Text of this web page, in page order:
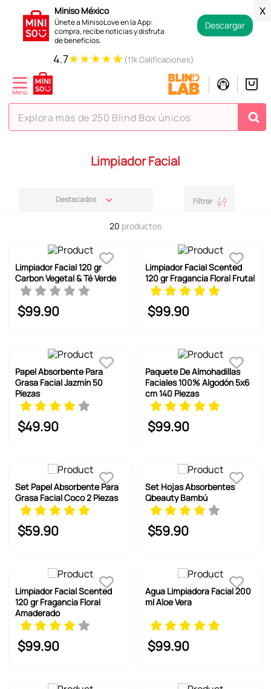
Miniso México
Únete a MinisoLove en la App:
compra, recibe noticias y disfruta
de beneficios.
Descargar
X
4.7★★★★★ (11k Calificaciones)
Explora más de 250 Blind Box únicos
Limpiador Facial
Destacados Filtrar
20 productos
Limpiador Facial 120 gr
Carbon Vegetal & Té Verde
$99.90
Limpiador Facial Scented
120 gr Fragancia Floral Frutal
$99.90
Papel Absorbente Para
Grasa Facial Jazmín 50
Piezas
$49.90
Paquete De Almohadillas
Faciales 100% Algodón 5x6
cm 140 Piezas
$99.90
Set Papel Absorbente Para
Grasa Facial Coco 2 Piezas
$59.90
Set Hojas Absorbentes
Qbeauty Bambú
$59.90
Limpiador Facial Scented
120 gr Fragancia Floral
Amaderado
$99.90
Agua Limpiadora Facial 200
ml Aloe Vera
$99.90
blind box
6.
pokémon
llaveros
8.
bts
toy story